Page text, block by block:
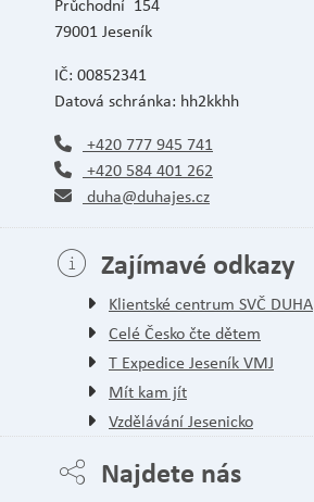
79001 Jeseník
IČ: 00852341
Datová schránka: hh2kkhh
+420 777 945 741
+420 584 401 262
duha@duhajes.cz
Zajímavé odkazy
Klientské centrum SVČ DUHA
Celé Česko čte dětem
T Expedice Jeseník VMJ
Mít kam jít
Vzdělávání Jesenicko
Najdete nás